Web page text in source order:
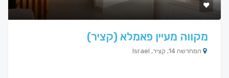
מקווה מעיין פאמלא (קציר)
המחרשה 14, קציר, Israel